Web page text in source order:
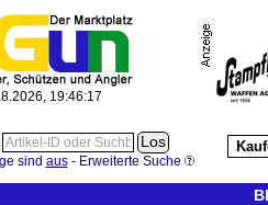
19:46:18
sind aus- Erweiterte Suche